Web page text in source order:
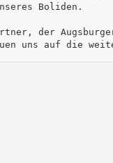
Boliden.
der
uns auf die